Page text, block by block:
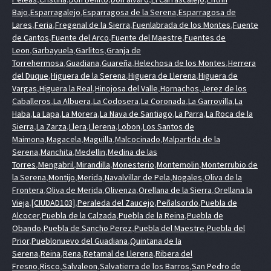
Bajo,Esparragalejo,Esparragosa de la Serena,Esparragosa de
Lares,Feria,Fregenal de la Sierra,Fuenlabrada de los Montes,Fuente
de Cantos,Fuente del Arco,Fuente del Maestre,Fuentes de
Leon,Garbayuela,Garlitos,Granja de
Torrehermosa,Guadiana,Guareña,Helechosa de los Montes,Herrera
del Duque,Higuera de la Serena,Higuera de Llerena,Higuera de
Vargas,Higuera la Real,Hinojosa del Valle,Hornachos,Jerez de los
Caballeros,La Albuera,La Codosera,La Coronada,La Garrovilla,La
Haba,La Lapa,La Morera,La Nava de Santiago,La Parra,La Roca de la
Sierra,La Zarza,Llera,Llerena,Lobon,Los Santos de
Maimona,Magacela,Maguilla,Malcocinado,Malpartida de la
Serena,Manchita,Medellin,Medina de las
Torres,Mengabril,Mirandilla,Monesterio,Montemolin,Monterrubio de
la Serena,Montijo,Merida,Navalvillar de Pela,Nogales,Oliva de la
Frontera,Oliva de Merida,Olivenza,Orellana de la Sierra,Orellana la
Vieja,[CIUDAD103],Peraleda del Zaucejo,Peñalsordo,Puebla de
Alcocer,Puebla de la Calzada,Puebla de la Reina,Puebla de
Obando,Puebla de Sancho Perez,Puebla del Maestre,Puebla del
Prior,Pueblonuevo del Guadiana,Quintana de la
Serena,Reina,Rena,Retamal de Llerena,Ribera del
Fresno,Risco,Salvaleon,Salvatierra de los Barros,San Pedro de